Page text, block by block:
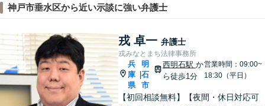
神戸市垂水区から近い示談に強い弁護士
戎 卓一 弁護士
戎みなとまち法律事務所
兵
庫
県
明
石
市
西明石駅 か
ら徒歩1分
営業時間：09:00~
18:30（平日）
【初回相談無料】【夜間・休日対応可